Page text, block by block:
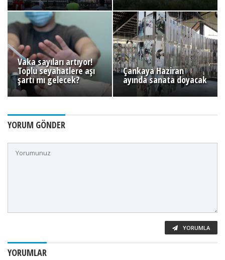
Vaka sayıları artıyor!
Toplu seyahatlere aşı
şartı mı gelecek?
Çankaya Haziran
ayında sanata doyacak
YORUM GÖNDER
YORUMLA
YORUMLAR